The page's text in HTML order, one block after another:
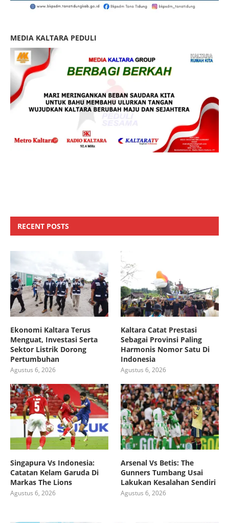
MEDIA KALTARA PEDULI
RECENT POSTS
Ekonomi Kaltara Terus
Menguat, Investasi Serta
Sektor Listrik Dorong
Pertumbuhan
Agustus 6, 2026
Kaltara Catat Prestasi
Sebagai Provinsi Paling
Harmonis Nomor Satu Di
Indonesia
Agustus 6, 2026
Singapura Vs Indonesia:
Catatan Kelam Garuda Di
Markas The Lions
Agustus 6, 2026
Arsenal Vs Betis: The
Gunners Tumbang Usai
Lakukan Kesalahan Sendiri
Agustus 6, 2026